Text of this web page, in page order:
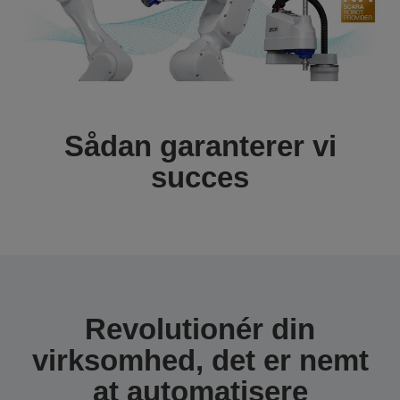
Sådan garanterer vi
succes
Revolutionér din
virksomhed, det er nemt
at automatisere